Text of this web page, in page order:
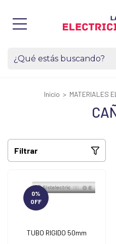
Inicio > MATERIALES
Filtrar
0%
OFF
TUBO RIGIDO 50mm